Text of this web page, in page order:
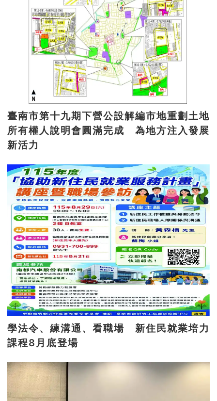
臺南市第十九期下營公設解編市地重劃土地
所有權人說明會圓滿完成 為地方注入發展
新活力
學法令、練溝通、看職場 新住民就業培力
課程8月底登場